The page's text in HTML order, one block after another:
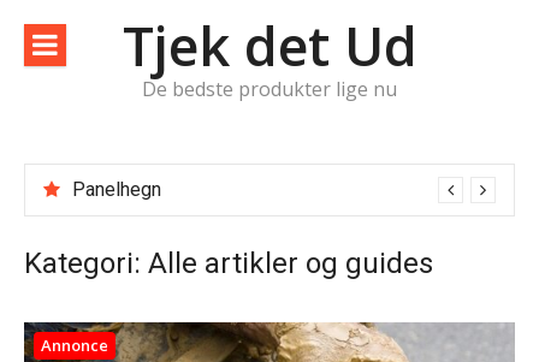
indhold
Tjek det Ud
De bedste produkter lige nu
Panelhegn
Kategori: Alle artikler og guides
Annonce